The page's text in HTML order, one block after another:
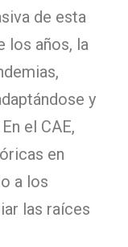
de esta
los años, la
y
el CAE,
en
a los
las raíces